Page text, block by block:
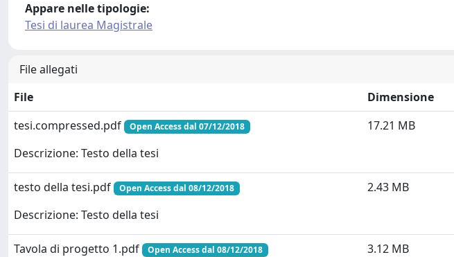
Appare nelle tipologie:
Tesi di laurea Magistrale
File allegati
File
Dimensione
tesi.compressed.pdf
Open Access dal 07/12/2018
Descrizione: Testo della tesi
17.21 MB
testo della tesi.pdf Open Access dal 08/12/2018
Descrizione: Testo della tesi
2.43 MB
Tavola di progetto 1.pdf Open Access dal 08/12/2018 3.12 MB